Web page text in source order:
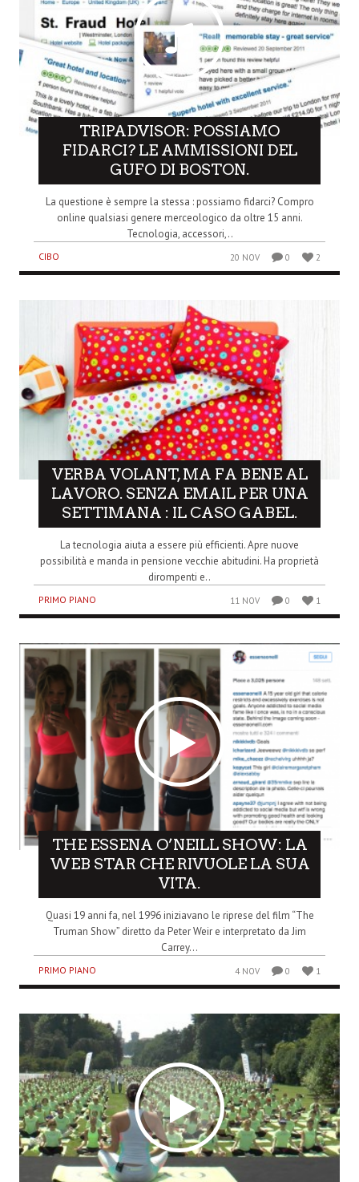
TRIPADVISOR: POSSIAMO
FIDARCI? LE AMMISSIONI DEL
GUFO DI BOSTON.
La questione è sempre la stessa : possiamo fidarci? Compro
online qualsiasi genere merceologico da oltre 15 anni.
Tecnologia, accessori,..
CIBO 20 NOV 0 2
VERBA VOLANT, MA FA BENE AL
LAVORO. SENZA EMAIL PER UNA
SETTIMANA : IL CASO GABEL.
La tecnologia aiuta a essere più efficienti. Apre nuove
possibilità e manda in pensione vecchie abitudini. Ha proprietà
dirompenti e..
PRIMO PIANO 11 NOV 0 1
THE ESSENA O’NEILL SHOW: LA
WEB STAR CHE RIVUOLE LA SUA
VITA.
Quasi 19 anni fa, nel 1996 iniziavano le riprese del film “The
Truman Show” diretto da Peter Weir e interpretato da Jim
Carrey...
PRIMO PIANO 4 NOV 0 1